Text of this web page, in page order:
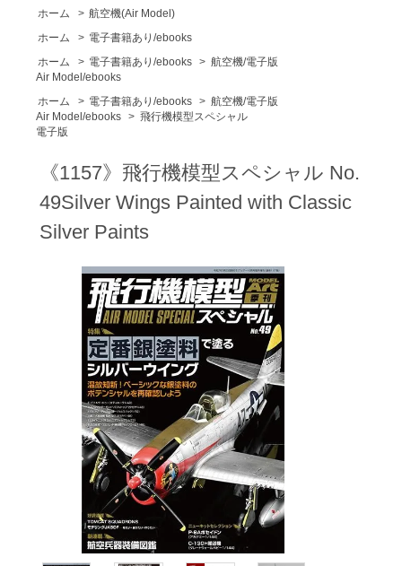
ホーム
> 航空機(Air Model)
ホーム
> 電子書籍あり/ebooks
ホーム
> 電子書籍あり/ebooks > 航空機/電子版
Air Model/ebooks
ホーム
> 電子書籍あり/ebooks > 航空機/電子版
Air Model/ebooks > 飛行機模型スペシャル
電子版
《1157》飛行機模型スペシャル No.
49Silver Wings Painted with Classic
Silver Paints